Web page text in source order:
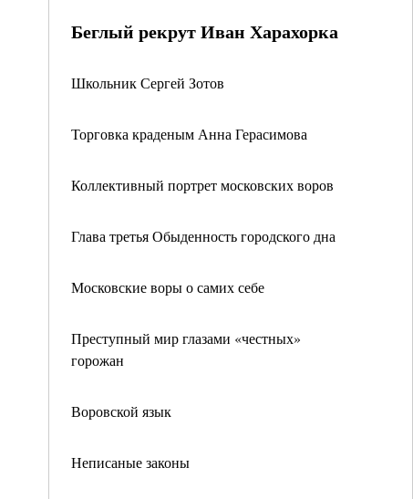
Беглый рекрут Иван Харахорка
Школьник Сергей Зотов
Торговка краденым Анна Герасимова
Коллективный портрет московских воров
Глава третья Обыденность городского дна
Московские воры о самих себе
Преступный мир глазами «честных»
горожан
Воровской язык
Неписаные законы